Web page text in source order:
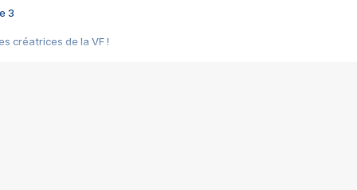
3
créatrices de la VF !